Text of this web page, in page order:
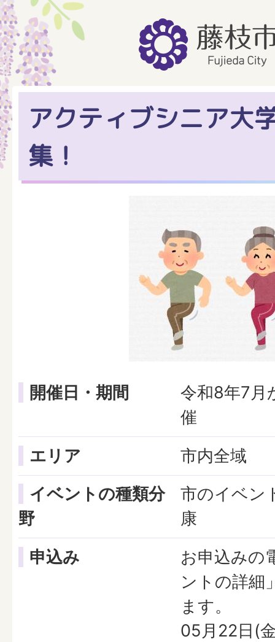
アクティブシニア大
集！
開催日・期間
令和8年7月
催
エリア
市内全域
イベントの種類分
野
市のイベン
康
申込み
お申込みの
ントの詳細
ます。
05月22日(